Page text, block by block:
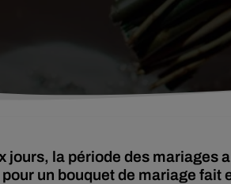
jours, la période des mariages
un bouquet de mariage fait